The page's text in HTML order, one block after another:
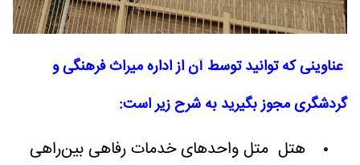
عناوینی که ‌توانید توسط آن از اداره میراث فرهنگی و
گردشگری مجوز بگیرید به شرح زیر است:
هتل متل واحدهای خدمات رفاهی بین‌راهی